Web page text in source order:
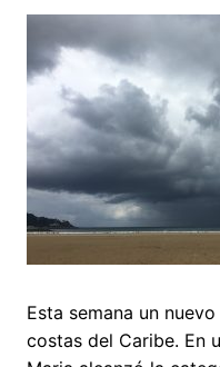
Esta semana un
costas del Caribe. En